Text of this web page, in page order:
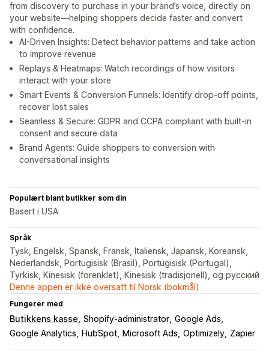
from discovery to purchase in your brand’s voice, directly on
your website—helping shoppers decide faster and convert
with confidence.
AI-Driven Insights: Detect behavior patterns and take action
to improve revenue
Replays & Heatmaps: Watch recordings of how visitors
interact with your store
Smart Events & Conversion Funnels: Identify drop-off points,
recover lost sales
Seamless & Secure: GDPR and CCPA compliant with built‑in
consent and secure data
Brand Agents: Guide shoppers to conversion with
conversational insights
Populært blant butikker som din
Basert i USA
Språk
Tysk, Engelsk, Spansk, Fransk, Italiensk, Japansk, Koreansk,
Nederlandsk, Portugisisk (Brasil), Portugisisk (Portugal),
Tyrkisk, Kinesisk (forenklet), Kinesisk (tradisjonell), og русский
Denne appen er ikke oversatt til Norsk (bokmål)
Fungerer med
Butikkens kasse Shopify-administrator Google Ads
Google Analytics
HubSpot Microsoft Ads Optimizely Zapier